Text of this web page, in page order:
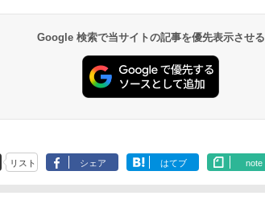
Google 検索で当サイトの記事を優先表示させる
リスト シェア はてブ note